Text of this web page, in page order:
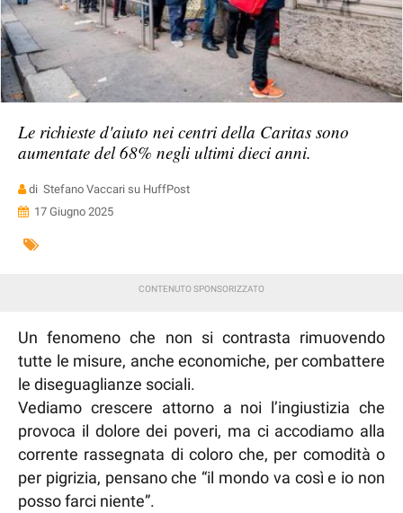
Le richieste d'aiuto nei centri della Caritas sono
aumentate del 68% negli ultimi dieci anni.
di Stefano Vaccari su HuffPost
17 Giugno 2025
Un fenomeno che non si contrasta rimuovendo
tutte le misure, anche economiche, per combattere
le diseguaglianze sociali.
Vediamo crescere attorno a noi l’ingiustizia che
provoca il dolore dei poveri, ma ci accodiamo alla
corrente rassegnata di coloro che, per comodità o
per pigrizia, pensano che “il mondo va così e io non
posso farci niente”.